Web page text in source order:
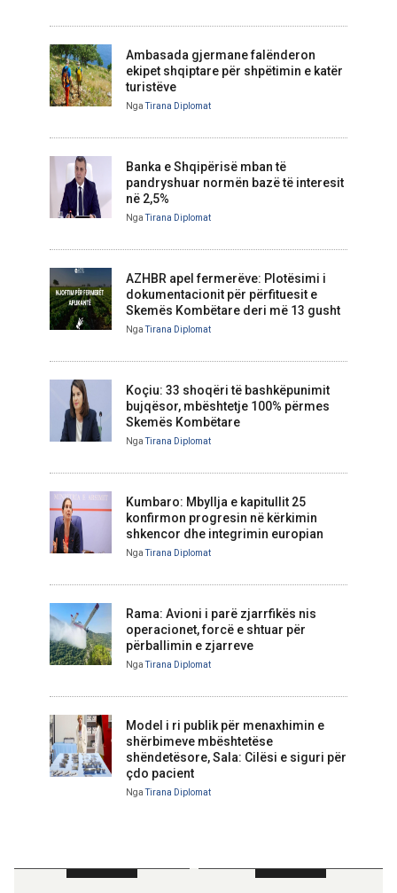
Ambasada gjermane falënderon
ekipet shqiptare për shpëtimin e katër
turistëve
NgaTirana Diplomat
Banka e Shqipërisë mban të
pandryshuar normën bazë të interesit
në 2,5%
NgaTirana Diplomat
AZHBR apel fermerëve: Plotësimi i
dokumentacionit për përfituesit e
Skemës Kombëtare deri më 13 gusht
NgaTirana Diplomat
Koçiu: 33 shoqëri të bashkëpunimit
bujqësor, mbështetje 100% përmes
Skemës Kombëtare
NgaTirana Diplomat
Kumbaro: Mbyllja e kapitullit 25
konfirmon progresin në kërkimin
shkencor dhe integrimin europian
NgaTirana Diplomat
Rama: Avioni i parë zjarrfikës nis
operacionet, forcë e shtuar për
përballimin e zjarreve
NgaTirana Diplomat
Model i ri publik për menaxhimin e
shërbimeve mbështetëse
shëndetësore, Sala: Cilësi e siguri për
çdo pacient
NgaTirana Diplomat